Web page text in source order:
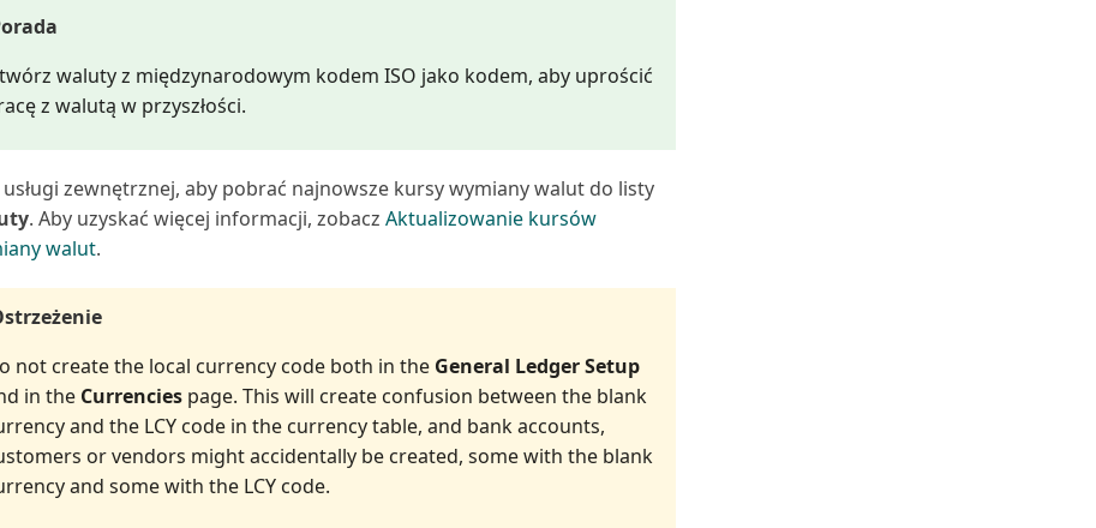
waluty z międzynarodowym kodem ISO jako kodem, aby uprościć
z walutą w przyszłości.
usługi zewnętrznej, aby pobrać najnowsze kursy wymiany walut do listy
. Aby uzyskać więcej informacji, zobacz Aktualizowanie kursów
walut.
not create the local currency code both in the General Ledger Setup
in the Currenciespage. This will create confusion between the blank
and the LCY code in the currency table, and bank accounts,
or vendors might accidentally be created, some with the blank
and some with the LCY code.